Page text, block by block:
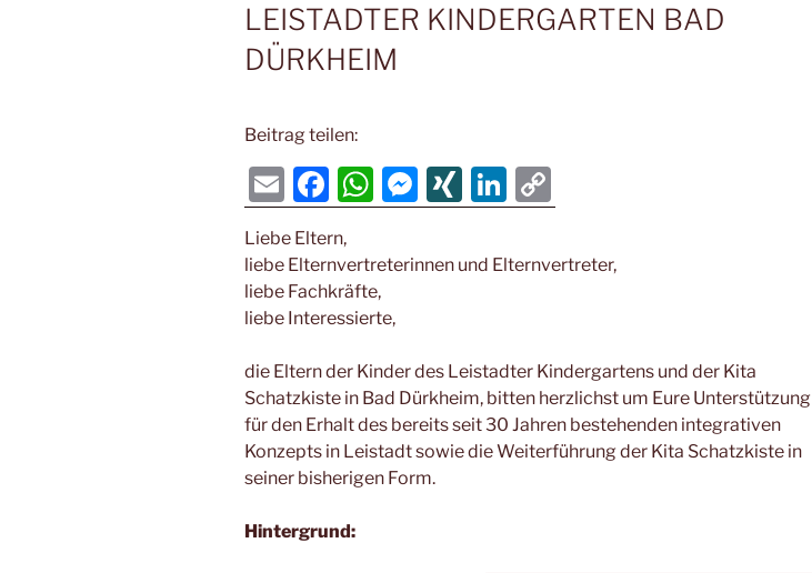
LEISTADTER KINDERGARTEN BAD
DÜRKHEIM
Beitrag teilen:
E
m
ai
l
F
a
c
e
b
o
o
k
W
h
at
s
A
p
p
M
e
ss
g
er
XI
N
G
Li
n
k
n
o
p
n
k
Liebe Eltern,
liebe Elternvertreterinnen und Elternvertreter,
liebe Fachkräfte,
liebe Interessierte,
die Eltern der Kinder des Leistadter Kindergartens und der Kita
Schatzkiste in Bad Dürkheim, bitten herzlichst um Eure Unterstützung
für den Erhalt des bereits seit 30 Jahren bestehenden integrativen
Konzepts in Leistadt sowie die Weiterführung der Kita Schatzkiste in
seiner bisherigen Form.
Hintergrund: